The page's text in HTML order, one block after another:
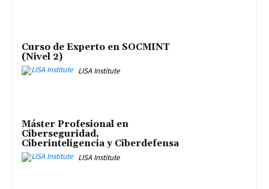
Curso de Experto en SOCMINT
(Nivel 2)
LISA Institute
Máster Profesional en
Ciberseguridad,
Ciberinteligencia y Ciberdefensa
LISA Institute